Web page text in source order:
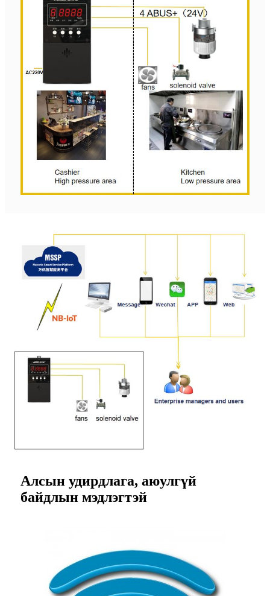
Алсын удирдлага, аюулгүй
байдлын мэдлэгтэй